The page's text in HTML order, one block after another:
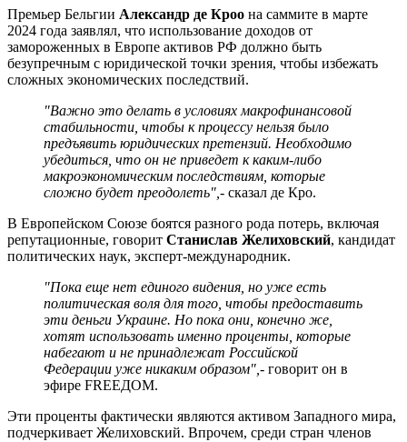
Премьер Бельгии Александр де Кроо на саммите в марте
2024 года заявлял, что использование доходов от
замороженных в Европе активов РФ должно быть
безупречным с юридической точки зрения, чтобы избежать
сложных экономических последствий.
"Важно это делать в условиях макрофинансовой
стабильности, чтобы к процессу нельзя было
предъявить юридических претензий. Необходимо
убедиться, что он не приведет к каким-либо
макроэкономическим последствиям, которые
сложно будет преодолеть", - сказал де Кро.
В Европейском Союзе боятся разного рода потерь, включая
репутационные, говорит Станислав Желиховский, кандидат
политических наук, эксперт-международник.
"Пока еще нет единого видения, но уже есть
политическая воля для того, чтобы предоставить
эти деньги Украине. Но пока они, конечно же,
хотят использовать именно проценты, которые
набегают и не принадлежат Российской
Федерации уже никаким образом", - говорит он в
эфире FREEДОМ.
Эти проценты фактически являются активом Западного мира,
подчеркивает Желиховский. Впрочем, среди стран членов